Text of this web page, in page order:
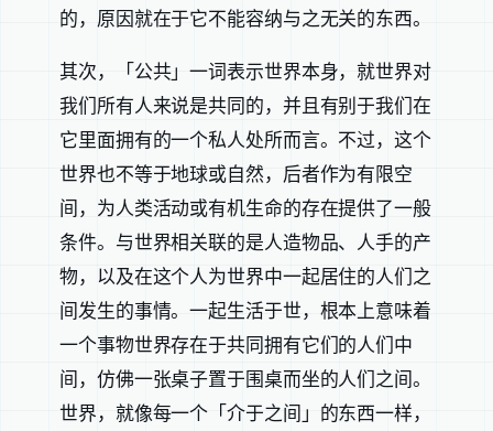
的，原因就在于它不能容纳与之无关的东西。
其次，「公共」一词表示世界本身，就世界对
我们所有人来说是共同的，并且有别于我们在
它里面拥有的一个私人处所而言。不过，这个
世界也不等于地球或自然，后者作为有限空
间，为人类活动或有机生命的存在提供了一般
条件。与世界相关联的是人造物品、人手的产
物，以及在这个人为世界中一起居住的人们之
间发生的事情。一起生活于世，根本上意味着
一个事物世界存在于共同拥有它们的人们中
间，仿佛一张桌子置于围桌而坐的人们之间。
世界，就像每一个「介于之间」的东西一样，